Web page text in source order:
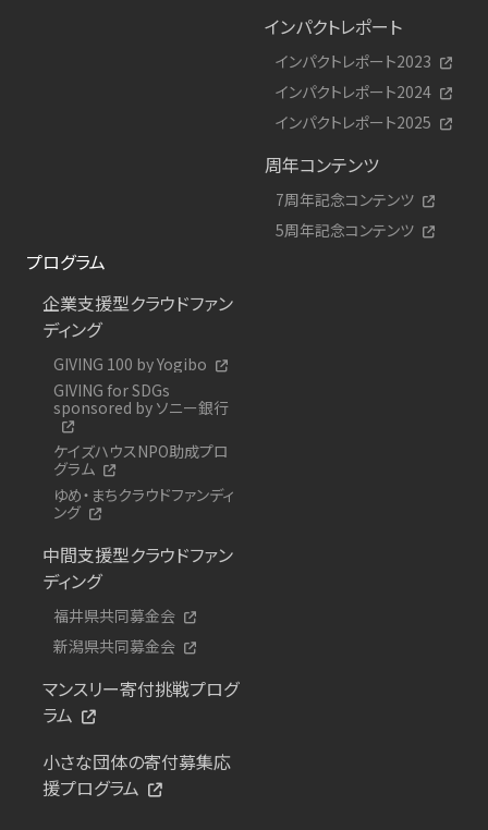
インパクトレポート
インパクトレポート2023
インパクトレポート2024
インパクトレポート2025
周年コンテンツ
7周年記念コンテンツ
5周年記念コンテンツ
プログラム
企業支援型クラウドファン
ディング
GIVING 100 by Yogibo
GIVING for SDGs
sponsored by ソニー銀行
ケイズハウスNPO助成プロ
グラム
ゆめ・まちクラウドファンディ
ング
中間支援型クラウドファン
ディング
福井県共同募金会
新潟県共同募金会
マンスリー寄付挑戦プログ
ラム
小さな団体の寄付募集応
援プログラム